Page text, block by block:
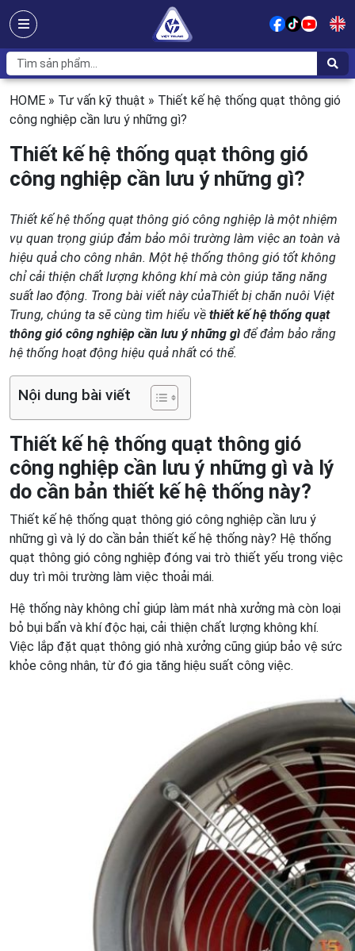
HOME » Tư vấn kỹ thuật » Thiết kế hệ thống quạt thông gió
công nghiệp cần lưu ý những gì?
Thiết kế hệ thống quạt thông gió
công nghiệp cần lưu ý những gì?
Thiết kế hệ thống quạt thông gió công nghiệp là một nhiệm
vụ quan trọng giúp đảm bảo môi trường làm việc an toàn và
hiệu quả cho công nhân. Một hệ thống thông gió tốt không
chỉ cải thiện chất lượng không khí mà còn giúp tăng năng
suất lao động. Trong bài viết này củaThiết bị chăn nuôi Việt
Trung, chúng ta sẽ cùng tìm hiểu về thiết kế hệ thống quạt
thông gió công nghiệp cần lưu ý những gì để đảm bảo rằng
hệ thống hoạt động hiệu quả nhất có thể.
Nội dung bài viết
Thiết kế hệ thống quạt thông gió
công nghiệp cần lưu ý những gì và lý
do cần bản thiết kế hệ thống này?
Thiết kế hệ thống quạt thông gió công nghiệp cần lưu ý
những gì và lý do cần bản thiết kế hệ thống này? Hệ thống
quạt thông gió công nghiệp đóng vai trò thiết yếu trong việc
duy trì môi trường làm việc thoải mái.
Hệ thống này không chỉ giúp làm mát nhà xưởng mà còn loại
bỏ bụi bẩn và khí độc hại, cải thiện chất lượng không khí.
Việc lắp đặt quạt thông gió nhà xưởng cũng giúp bảo vệ sức
khỏe công nhân, từ đó gia tăng hiệu suất công việc.